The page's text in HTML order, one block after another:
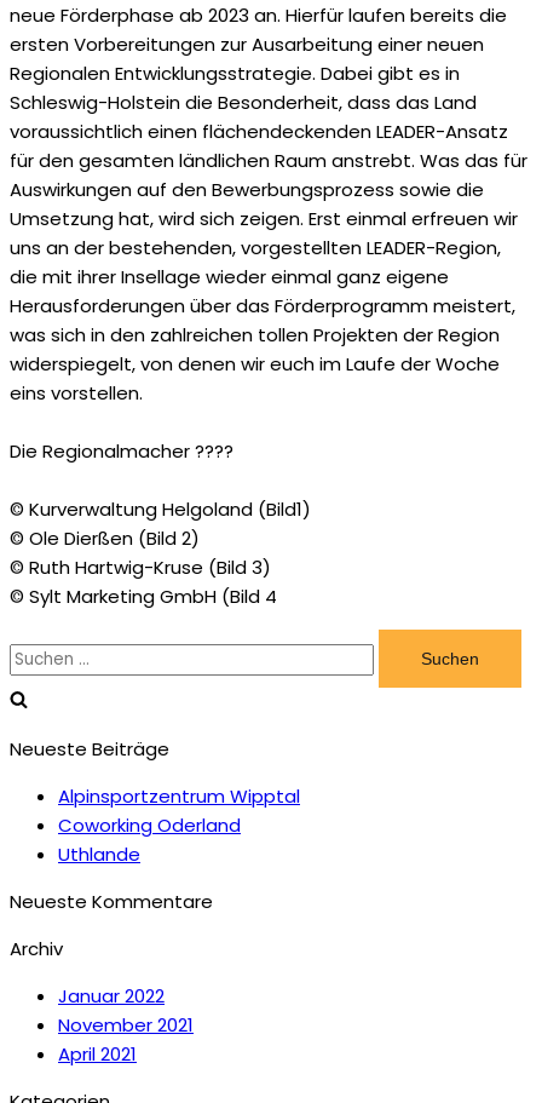
neue Förderphase ab 2023 an. Hierfür laufen bereits die
ersten Vorbereitungen zur Ausarbeitung einer neuen
Regionalen Entwicklungsstrategie. Dabei gibt es in
Schleswig-Holstein die Besonderheit, dass das Land
voraussichtlich einen flächendeckenden LEADER-Ansatz
für den gesamten ländlichen Raum anstrebt. Was das für
Auswirkungen auf den Bewerbungsprozess sowie die
Umsetzung hat, wird sich zeigen. Erst einmal erfreuen wir
uns an der bestehenden, vorgestellten LEADER-Region,
die mit ihrer Insellage wieder einmal ganz eigene
Herausforderungen über das Förderprogramm meistert,
was sich in den zahlreichen tollen Projekten der Region
widerspiegelt, von denen wir euch im Laufe der Woche
eins vorstellen.
Die Regionalmacher ????
© Kurverwaltung Helgoland (Bild1)
© Ole Dierßen (Bild 2)
© Ruth Hartwig-Kruse (Bild 3)
© Sylt Marketing GmbH (Bild 4
Suchen
nach:
Neueste Beiträge
Alpinsportzentrum Wipptal
Coworking Oderland
Uthlande
Neueste Kommentare
Archiv
Januar 2022
November 2021
April 2021